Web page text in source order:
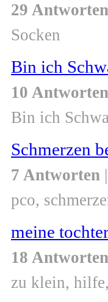
29 Antworten
Socken
Bin ich
10 Antworten
Bin ich
Schmerzen
7 Antworten
pco,
meine
18 Antworten
zu klein,